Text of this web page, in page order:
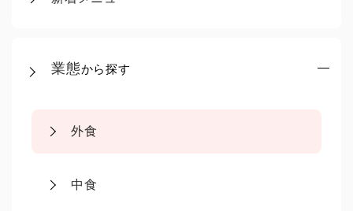
業態から探す
外食
中食